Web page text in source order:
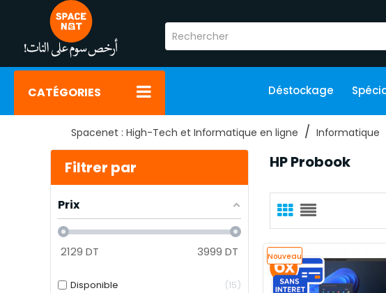
CATÉGORIES Déstockage
Spacenet : High-Tech et Informatique en ligne Informatique
Filtrer par
Prix
2129 DT 3999 DT
Disponible 15
HP Probook
Nouveau